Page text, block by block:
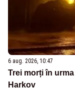
6 aug. 2026, 10:47
Trei morți în
Harkov